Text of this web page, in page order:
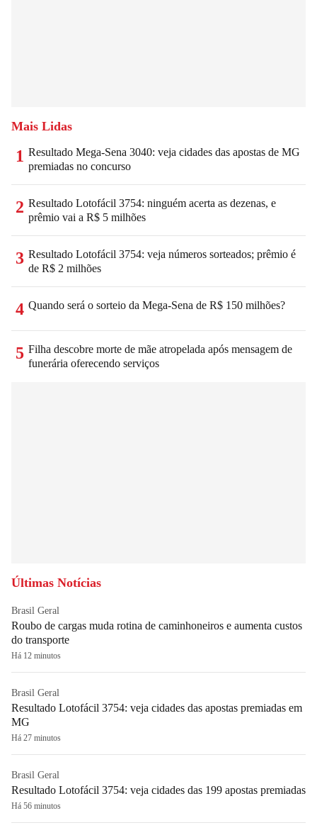
Mais Lidas
1 Resultado Mega-Sena 3040: veja cidades das apostas de MG
premiadas no concurso
2 Resultado Lotofácil 3754: ninguém acerta as dezenas, e
prêmio vai a R$ 5 milhões
3 Resultado Lotofácil 3754: veja números sorteados; prêmio é
de R$ 2 milhões
4 Quando será o sorteio da Mega-Sena de R$ 150 milhões?
5 Filha descobre morte de mãe atropelada após mensagem de
funerária oferecendo serviços
Últimas Notícias
Brasil Geral
Roubo de cargas muda rotina de caminhoneiros e aumenta custos
do transporte
Há 12 minutos
Brasil Geral
Resultado Lotofácil 3754: veja cidades das apostas premiadas em
MG
Há 27 minutos
Brasil Geral
Resultado Lotofácil 3754: veja cidades das 199 apostas premiadas
Há 56 minutos